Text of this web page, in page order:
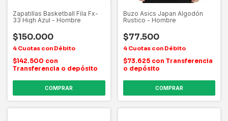
Zapatillas Basketball Fila Fx-
33 High Azul - Hombre
$150.000
$142.500 con
Transferencia o depósito
COMPRAR
Buzo Asics Japan Algodón
Rustico - Hombre
$77.500
$73.625 con Transferencia
o depósito
COMPRAR